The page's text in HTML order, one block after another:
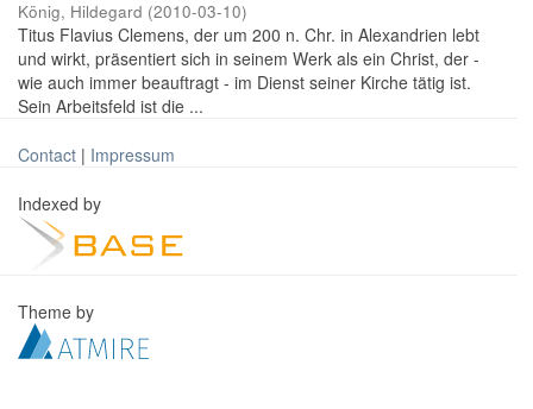
König, Hildegard (2010-03-10)
Titus Flavius Clemens, der um 200 n. Chr. in Alexandrien lebt
und wirkt, präsentiert sich in seinem Werk als ein Christ, der -
wie auch immer beauftragt - im Dienst seiner Kirche tätig ist.
Sein Arbeitsfeld ist die ...
Contact | Impressum
Indexed by
Theme by